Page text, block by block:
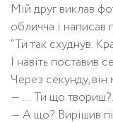
Мій друг виклав
обличча і написав
“Ти так схуднув.
І навіть поставив
Через секунду,
— … Ти що
— А що? Вирішив